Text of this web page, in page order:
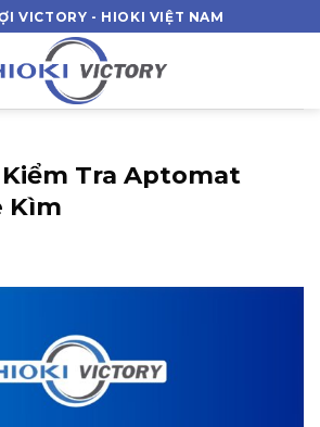
VICTORY - HIOKI VIỆT NAM
Tra Aptomat
Kìm